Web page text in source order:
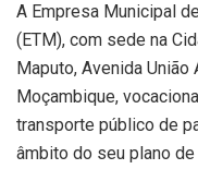
A Empresa Municipal
(ETM), com sede na
Maputo, Avenida União
Moçambique,
transporte público de
âmbito do seu plano